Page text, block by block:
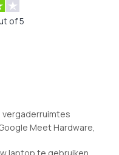
of 5
Meet Hardware,